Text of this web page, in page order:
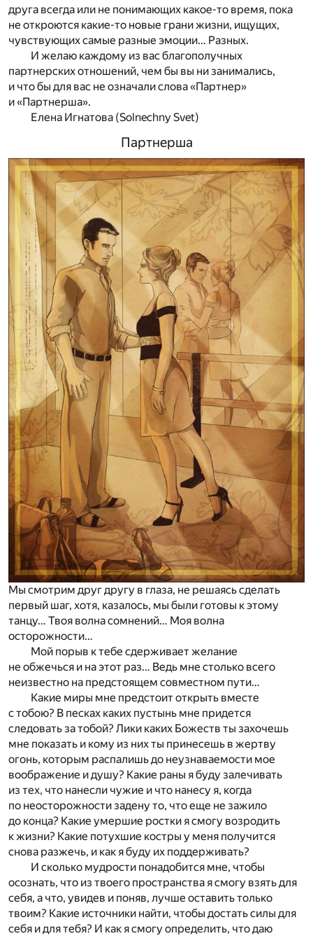
друга всегда или не понимающих какое-то время, пока
не откроются какие-то новые грани жизни, ищущих,
чувствующих самые разные эмоции… Разных.
И желаю каждому из вас благополучных
партнерских отношений, чем бы вы ни занимались,
и что бы для вас не означали слова «Партнер»
и «Партнерша».
Елена Игнатова (Solnechny Svet)
Партнерша
Мы смотрим друг другу в глаза, не решаясь сделать
первый шаг, хотя, казалось, мы были готовы к этому
танцу… Твоя волна сомнений… Моя волна
осторожности…
Мой порыв к тебе сдерживает желание
не обжечься и на этот раз… Ведь мне столько всего
неизвестно на предстоящем совместном пути…
Какие миры мне предстоит открыть вместе
с тобою? В песках каких пустынь мне придется
следовать за тобой? Лики каких Божеств ты захочешь
мне показать и кому из них ты принесешь в жертву
огонь, которым распалишь до неузнаваемости мое
воображение и душу? Какие раны я буду залечивать
из тех, что нанесли чужие и что нанесу я, когда
по неосторожности задену то, что еще не зажило
до конца? Какие умершие ростки я смогу возродить
к жизни? Какие потухшие костры у меня получится
снова разжечь, и как я буду их поддерживать?
И сколько мудрости понадобится мне, чтобы
осознать, что из твоего пространства я смогу взять для
себя, а что, увидев и поняв, лучше оставить только
твоим? Какие источники найти, чтобы достать силы для
себя и для тебя? И как я смогу определить, что даю